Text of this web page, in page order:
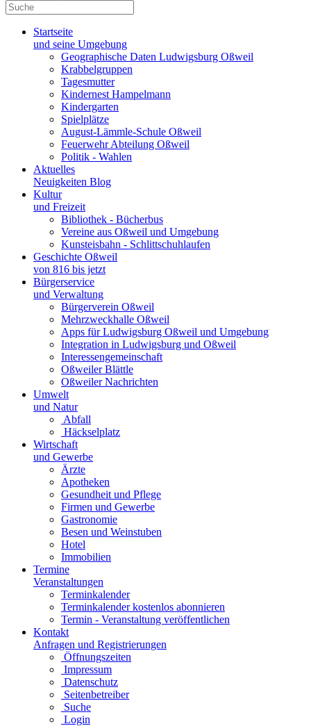
Startseite
und seine Umgebung
Geographische Daten Ludwigsburg Oßweil
Krabbelgruppen
Tagesmutter
Kindernest Hampelmann
Kindergarten
Spielplätze
August-Lämmle-Schule Oßweil
Feuerwehr Abteilung Oßweil
Politik - Wahlen
Aktuelles
Neuigkeiten Blog
Kultur
und Freizeit
Bibliothek - Bücherbus
Vereine aus Oßweil und Umgebung
Kunsteisbahn - Schlittschuhlaufen
Geschichte Oßweil
von 816 bis jetzt
Bürgerservice
und Verwaltung
Bürgerverein Oßweil
Mehrzweckhalle Oßweil
Apps für Ludwigsburg Oßweil und Umgebung
Integration in Ludwigsburg und Oßweil
Interessengemeinschaft
Oßweiler Blättle
Oßweiler Nachrichten
Umwelt
und Natur
Abfall
Häckselplatz
Wirtschaft
und Gewerbe
Ärzte
Apotheken
Gesundheit und Pflege
Firmen und Gewerbe
Gastronomie
Besen und Weinstuben
Hotel
Immobilien
Termine
Veranstaltungen
Terminkalender
Terminkalender kostenlos abonnieren
Termin - Veranstaltung veröffentlichen
Kontakt
Anfragen und Registrierungen
Öffnungszeiten
Impressum
Datenschutz
Seitenbetreiber
Suche
Login